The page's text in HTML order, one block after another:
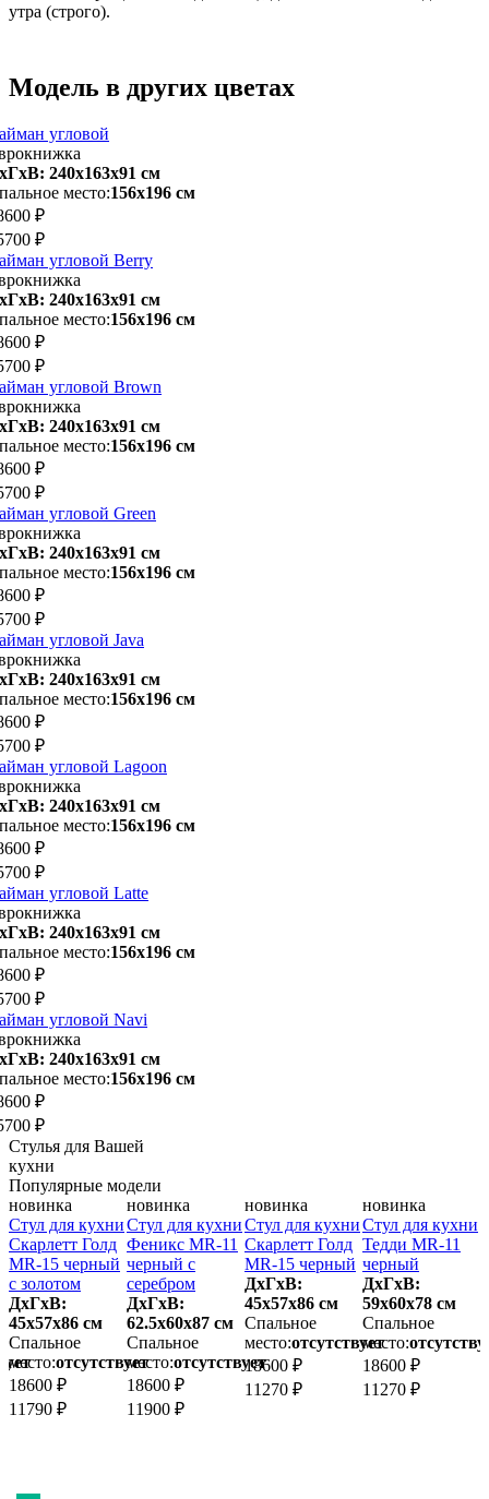
утра (строго).
Модель в других цветах
угловой
240х163x91 см
место:156х196 см
₽
₽
угловой Berry
240х163x91 см
место:156х196 см
₽
₽
угловой Brown
240х163x91 см
место:156х196 см
₽
₽
угловой Green
240х163x91 см
место:156х196 см
₽
₽
угловой Java
240х163x91 см
место:156х196 см
₽
₽
угловой Lagoon
240х163x91 см
место:156х196 см
₽
₽
угловой Latte
240х163x91 см
место:156х196 см
₽
₽
угловой Navi
240х163x91 см
место:156х196 см
₽
₽
Стулья для Вашей
кухни
Популярные модели
новинка
Стул для кухни
Скарлетт Голд
MR-15 черный
с золотом
ДхГхВ:
45х57x86 см
Спальное
место:отсутствует
18600 ₽
11790 ₽
новинка
Стул для кухни
Феникс MR-11
черный с
серебром
ДхГхВ:
62.5х60x87 см
Спальное
место:отсутствует
18600 ₽
11900 ₽
новинка
Стул для кухни
Скарлетт Голд
MR-15 черный
ДхГхВ:
45х57x86 см
Спальное
место:отсутствует
18600 ₽
11270 ₽
новинка
Стул для кухни
Тедди MR-11
черный
ДхГхВ:
59х60x78 см
Спальное
место:
18600 ₽
11270 ₽